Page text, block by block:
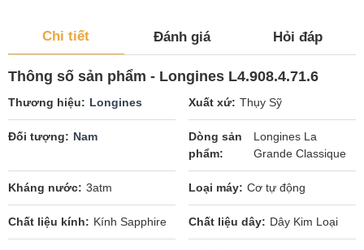
Chi tiết Đánh giá Hỏi đáp
Thông số sản phẩm - Longines L4.908.4.71.6
Thương hiệu Longines Xuất xứ Thụy Sỹ
Đối tượng Nam
Dòng sản
phẩm
Longines La
Grande Classique
Kháng nước 3atm Loại máy Cơ tự động
Chất liệu kính Kính Sapphire Chất liệu dây Dây Kim Loại